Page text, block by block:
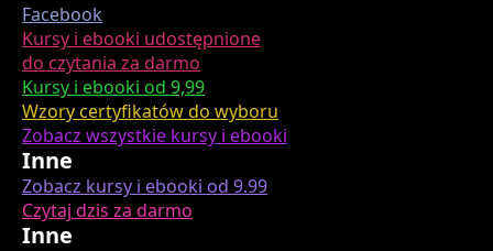
Facebook
Kursy i ebooki udostępnione
do czytania za darmo
Kursy i ebooki od 9,99
Wzory certyfikatów do wyboru
Zobacz wszystkie kursy i ebooki
Inne
Zobacz kursy i ebooki od 9.99
Czytaj dzis za darmo
Inne